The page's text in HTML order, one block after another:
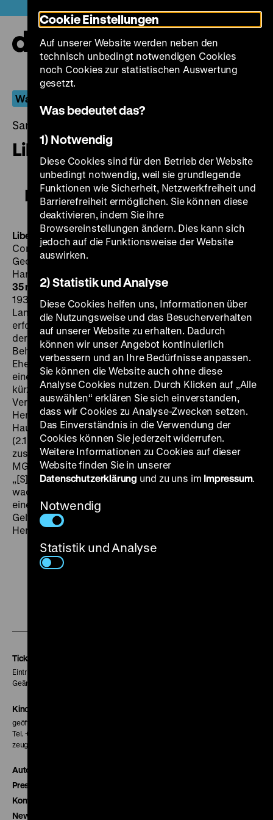
zum
Seiteninhalt
springen
Was Volk und Führer liebten...
Samstag, 08. August 2015, 20.00 - 00.00 Uhr
Libeled Lady / Lustige Sünder
Libeled Lady / Lustige Sünder
Libeled Lady / Lustige Sünder USA 1936, R: Jack
Conway, B: Maurine Watkins, Howard Emmett Rogers,
George Oppenheimer, K: Norbert Brodine, D: Jean
Harlow, William Powell, Myrna Loy, Spencer Tracy, 98‘
35 mm, OmU Vorprogramm: Deulig-Tonwoche Nr. 300
1937, 11‘ · 35 mm Weltstadt am WasserD 1937, R: Felix
Lampe, 15‘ ·
35 mm SA 08.08. um 20 Uhr
Eine weitere
erfolgreiche Screwball-Komödie im Zeitungsmilieu: Um
der Klage einer Millionärstochter wegen falscher
Behauptungen zu entgehen, muss der unterstellte
Ehebruch Realität werden, sagt sich der Redakteur
eines „Skandalblatts“. Aus dem Plan erwachsen in
kürzester Zeit eine Vielzahl amouröser und amüsanter
Verwicklungen: „Das Publikum verliert seine
Hemmungen, lacht, brüllt und geht begeistert nach
Hause. Ein großer Erfolg!“, fasst derFilm-Kurier
(2.10.1937) nach der Premiere im Marmorhaus
zusammen. Jean Harlow, ein 1937 früh verstorbener
MGM-Star, feiert hier einen ihrer größten Triumphe:
„[S]ie trumpft gehörig auf und wettert, daß die Wände
wackeln, eine kleine Kratzbürste, reizend anzusehen,
eine Mischung von einfacher Kinderstube und
Geltungsbedürfnis und Eitelkeit und sex appeal und
Herz.“ (Film-Kurier
Tickets
Eintritt 5 €
Geänderte Preise sind im Programm vermerkt.
Kinokasse
geöffnet 30 Minuten vor Beginn der ersten Vorstellung
Tel. + 49 30 20304-770
zeughauskino@dhm.de
Autor*innen
Presse
Kontakt
Newsletter
Cookie Einstellungen
Auf unserer Website werden neben den
technisch unbedingt notwendigen Cookies
noch Cookies zur statistischen Auswertung
gesetzt.
Was bedeutet das?
1) Notwendig
Diese Cookies sind für den Betrieb der Website
unbedingt notwendig, weil sie grundlegende
Funktionen wie Sicherheit, Netzwerkfreiheit und
Barrierefreiheit ermöglichen. Sie können diese
deaktivieren, indem Sie ihre
Browsereinstellungen ändern. Dies kann sich
jedoch auf die Funktionsweise der Website
auswirken.
2) Statistik und Analyse
Diese Cookies helfen uns, Informationen über
die Nutzungsweise und das Besucherverhalten
auf unserer Website zu erhalten. Dadurch
können wir unser Angebot kontinuierlich
verbessern und an Ihre Bedürfnisse anpassen.
Sie können die Website auch ohne diese
Analyse Cookies nutzen. Durch Klicken auf „Alle
auswählen“ erklären Sie sich einverstanden,
dass wir Cookies zu Analyse-Zwecken setzen.
Das Einverständnis in die Verwendung der
Cookies können Sie jederzeit widerrufen.
Weitere Informationen zu Cookies auf dieser
Website finden Sie in unserer
Datenschutzerklärung und zu uns im Impressum.
Notwendig
Statistik und Analyse